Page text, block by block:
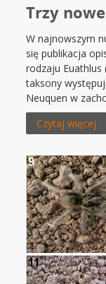
Trzy
W najnowszym
się publikacja
rodzaju Euathlus
taksony
Neuquen w
Czytaj więcej